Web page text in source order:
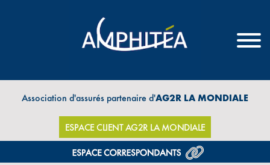
Association d'assurés partenaire d'AG2R LA MONDIALE
ESPACE CLIENT AG2R LA MONDIALE